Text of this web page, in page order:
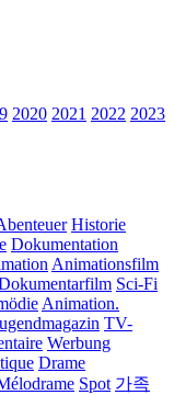
2020 2021 2022 2023
Historie
Dokumentation
Animationsfilm
Sci-Fi
Animation.
TV-
Werbung
Drame
Spot 가족